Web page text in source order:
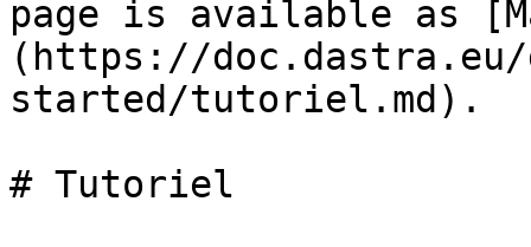
page is available as
(https://
started/tutoriel.md).
# Tutoriel